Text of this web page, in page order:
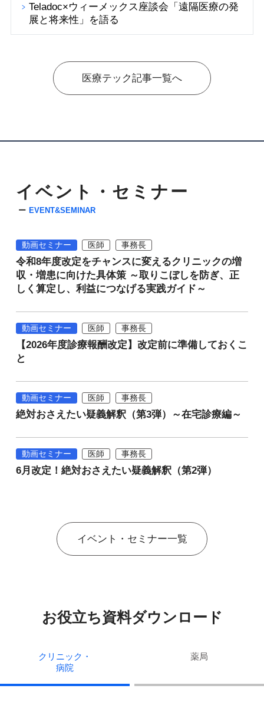
Teladoc×ウィーメックス座談会「遠隔医療の発
展と将来性」を語る
医療テック記事一覧へ
イベント・セミナー
EVENT&SEMINAR
動画セミナー 医師 事務長
令和8年度改定をチャンスに変えるクリニックの増
収・増患に向けた具体策 ～取りこぼしを防ぎ、正
しく算定し、利益につなげる実践ガイド～
動画セミナー 医師 事務長
【2026年度診療報酬改定】改定前に準備しておくこ
と
動画セミナー 医師 事務長
絶対おさえたい疑義解釈（第3弾）～在宅診療編～
動画セミナー 医師 事務長
6月改定！絶対おさえたい疑義解釈（第2弾）
イベント・セミナー一覧
お役立ち資料ダウンロード
クリニック・
病院
薬局